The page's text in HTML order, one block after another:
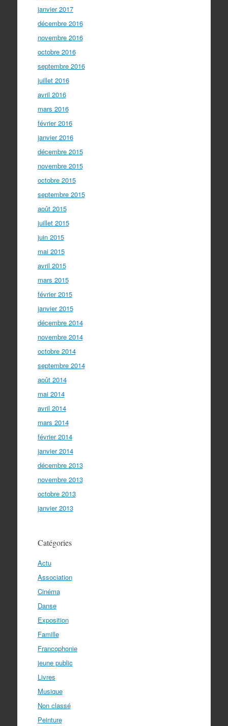
janvier 2017
décembre 2016
novembre 2016
octobre 2016
septembre 2016
juillet 2016
avril 2016
mars 2016
février 2016
janvier 2016
décembre 2015
novembre 2015
octobre 2015
septembre 2015
août 2015
juillet 2015
juin 2015
mai 2015
avril 2015
mars 2015
février 2015
janvier 2015
décembre 2014
novembre 2014
octobre 2014
septembre 2014
août 2014
mai 2014
avril 2014
mars 2014
février 2014
janvier 2014
décembre 2013
novembre 2013
octobre 2013
janvier 2013
Catégories
Actu
Association
Cinéma
Danse
Exposition
Famille
Francophonie
jeune public
Livres
Musique
Non classé
Peinture